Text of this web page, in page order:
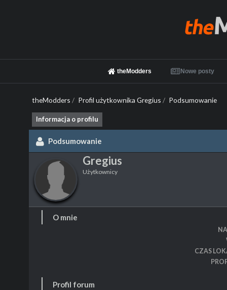
theModders Nowe posty
theModders / Profil użytkownika Gregius / Podsumowanie
Informacja o profilu
Podsumowanie
Gregius
Użytkownicy
O mnie
CZAS
Profil forum